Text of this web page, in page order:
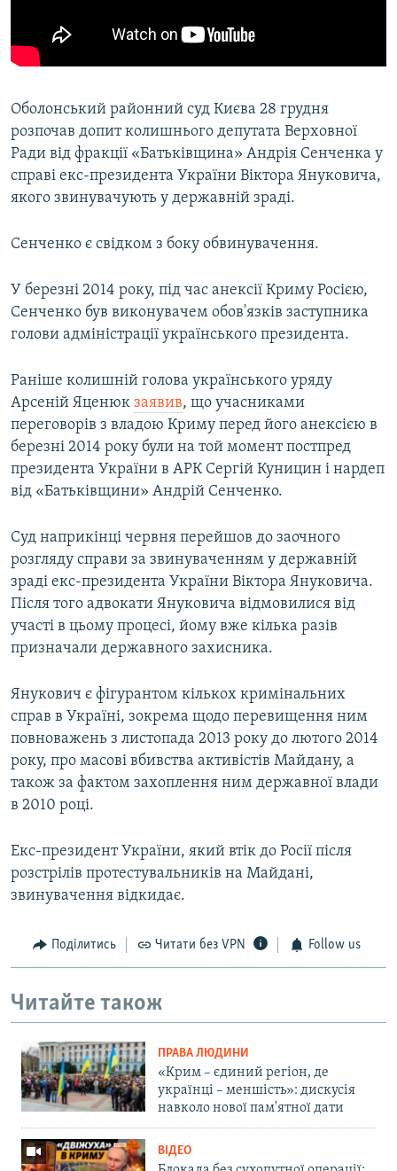
Оболонський районний суд Києва 28 грудня
розпочав допит колишнього депутата Верховної
Ради від фракції «Батьківщина» Андрія Сенченка у
справі екс-президента України Віктора Януковича,
якого звинувачують у державній зраді.
Сенченко є свідком з боку обвинувачення.
У березні 2014 року, під час анексії Криму Росією,
Сенченко був виконувачем обов'язків заступника
голови адміністрації українського президента.
Раніше колишній голова українського уряду
Арсеній Яценюк заявив, що учасниками
переговорів з владою Криму перед його анексією в
березні 2014 року були на той момент постпред
президента України в АРК Сергій Куницин і нардеп
від «Батьківщини» Андрій Сенченко.
Суд наприкінці червня перейшов до заочного
розгляду справи за звинуваченням у державній
зраді екс-президента України Віктора Януковича.
Після того адвокати Януковича відмовилися від
участі в цьому процесі, йому вже кілька разів
призначали державного захисника.
Янукович є фігурантом кількох кримінальних
справ в Україні, зокрема щодо перевищення ним
повноважень з листопада 2013 року до лютого 2014
року, про масові вбивства активістів Майдану, а
також за фактом захоплення ним державної влади
в 2010 році.
Екс-президент України, який втік до Росії після
розстрілів протестувальників на Майдані,
звинувачення відкидає.
Поділитись Читати без VPN Follow us
Читайте також
ПРАВА ЛЮДИНИ
«Крим – єдиний регіон, де
українці – меншість»: дискусія
навколо нової пам'ятної дати
ВІДЕО